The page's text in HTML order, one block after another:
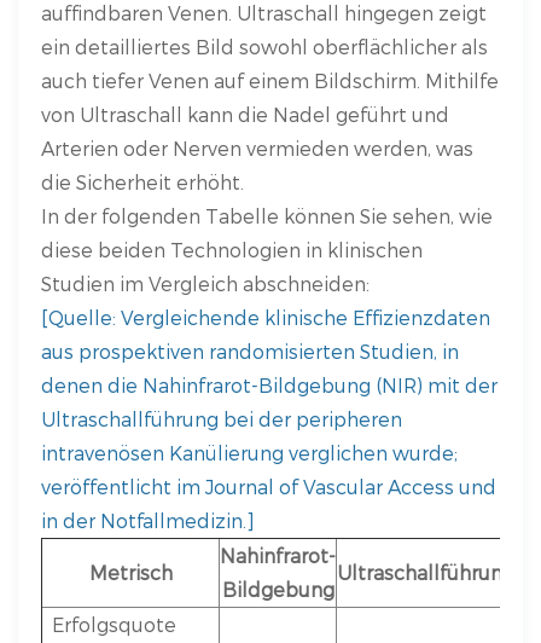
auffindbaren Venen. Ultraschall hingegen zeigt
ein detailliertes Bild sowohl oberflächlicher als
auch tiefer Venen auf einem Bildschirm. Mithilfe
von Ultraschall kann die Nadel geführt und
Arterien oder Nerven vermieden werden, was
die Sicherheit erhöht.
In der folgenden Tabelle können Sie sehen, wie
diese beiden Technologien in klinischen
Studien im Vergleich abschneiden:
[Quelle: Vergleichende klinische Effizienzdaten
aus prospektiven randomisierten Studien, in
denen die Nahinfrarot-Bildgebung (NIR) mit der
Ultraschallführung bei der peripheren
intravenösen Kanülierung verglichen wurde;
veröffentlicht im Journal of Vascular Access und
in der Notfallmedizin.]
Metrisch
Nahinfrarot-
Bildgebung
Ultraschallführung
Erfolgsquote